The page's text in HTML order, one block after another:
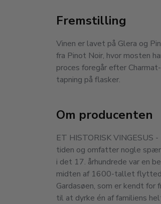
Fremstilling
Vinen er lavet på Glera og
fra Pinot Noir, hvor mosten
proces foregår efter
tapning på flasker.
Om producenten
ET HISTORISK
tiden og omfatter nogle
i det 17. århundrede var en
midten af 1600-tallet
Gardasøen, som er kendt
til at dyrke én af familiens